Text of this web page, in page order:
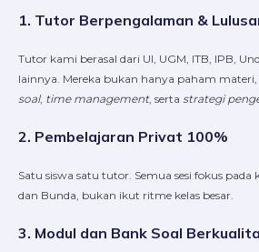
1. Tutor Berpengalaman &
Tutor kami berasal dari UI, UGM, ITB, IPB,
lainnya. Mereka bukan hanya paham
soal, time management, serta strategi
2. Pembelajaran Privat 100%
Satu siswa satu tutor. Semua sesi fokus
dan Bunda, bukan ikut ritme kelas besar.
3. Modul dan Bank Soal